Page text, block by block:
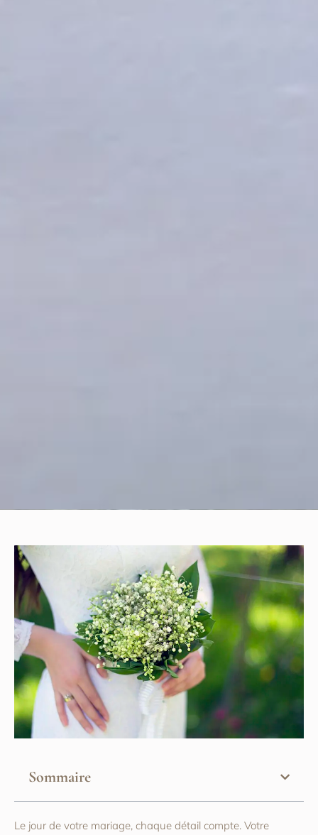
Sommaire
Le jour de votre mariage, chaque détail compte. Votre